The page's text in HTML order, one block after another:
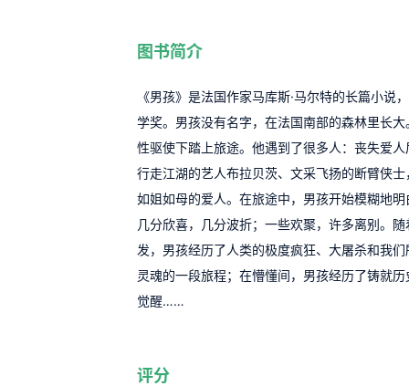
图书简介
《男孩》是法国作家马库斯·马尔特的长篇小说
学奖。男孩没有名字，在法国南部的森林里长
性驱使下踏上旅途。他遇到了很多人：丧失爱
行走江湖的艺人布拉贝茨、文采飞扬的断臂侠
如姐如母的爱人。在旅途中，男孩开始模糊地
几分欣喜，几分波折；一些欢聚，许多离别。
发，男孩经历了人类的极度疯狂、大屠杀和我
灵魂的一段旅程；在懵懂间，男孩经历了铸就
觉醒……
评分